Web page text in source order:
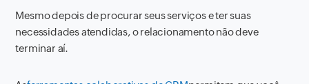
Mesmo depois de procurar seus serviços e ter suas
necessidades atendidas, o relacionamento não deve
terminar aí.